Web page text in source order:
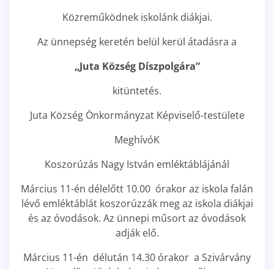
Közreműködnek iskolánk diákjai.
Az ünnepség keretén belül kerül átadásra a
„Juta Község Díszpolgára”
kitüntetés.
Juta Község Önkormányzat Képviselő-testülete
MeghívóK
Koszorúzás Nagy István emléktáblájánál
Március 11-én délelőtt 10.00 órakor az iskola falán
lévő emléktáblát koszorúzzák meg az iskola diákjai
és az óvodások. Az ünnepi műsort az óvodások
adják elő.
Március 11-én délután 14.30 órakor a Szivárvány